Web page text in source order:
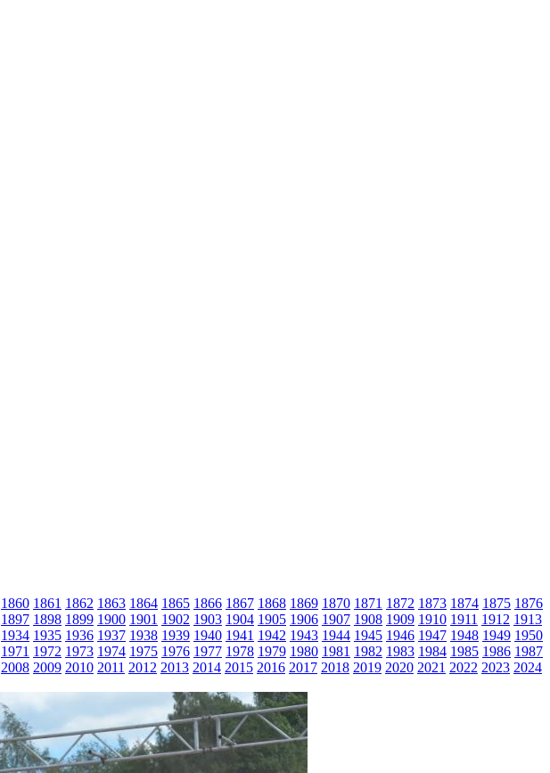
1860 1861 1862 1863 1864 1865 1866 1867 1868 1869 1870 1871 1872 1873 1874 1875 1876
1897 1898 1899 1900 1901 1902 1903 1904 1905 1906 1907 1908 1909 1910 1911 1912 1913
1934 1935 1936 1937 1938 1939 1940 1941 1942 1943 1944 1945 1946 1947 1948 1949 1950
1971 1972 1973 1974 1975 1976 1977 1978 1979 1980 1981 1982 1983 1984 1985 1986 1987
2008 2009 2010 2011 2012 2013 2014 2015 2016 2017 2018 2019 2020 2021 2022 2023 2024